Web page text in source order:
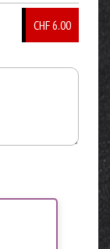
CHF 6.00